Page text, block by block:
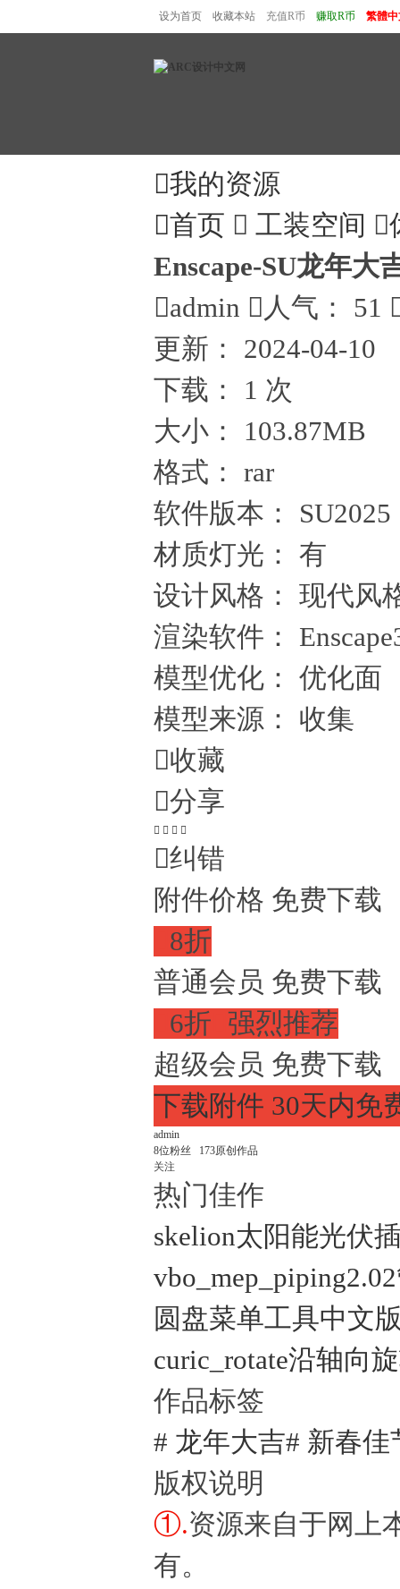
设为首页 收藏本站 充值R币 赚取R币 繁體中
我的资源
首页  工装空间 
Enscape-SU龙年大
admin  人气： 51
更新：
2024-04-10
下载：
1 次
大小：
103.87MB
格式：
rar
软件版本：
SU2025
材质灯光：
有
设计风格：
现代风
渲染软件：
模型优化：
优化面
模型来源：
收集
收藏
分享
   
纠错
附件价格 免费下载
8折
普通会员 免费下载
6折 强烈推荐
超级会员 免费下载
下载附件 30天内免
admin
8位粉丝 173原创作品
关注
热门佳作
skelion太阳能光伏
圆盘菜单工具中文
curic_rotate沿轴向
作品标签
# 龙年大吉# 新春佳
版权说明
①.资源来自于网上
有。